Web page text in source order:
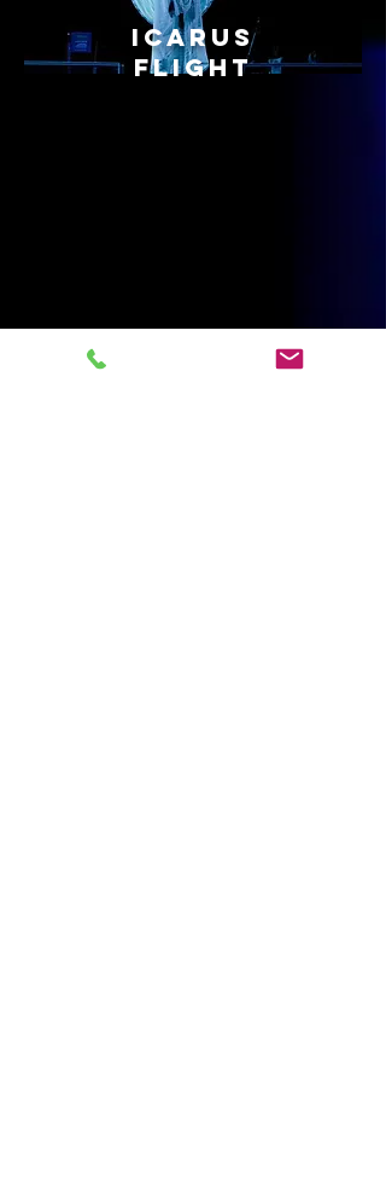
Icarus
Flight